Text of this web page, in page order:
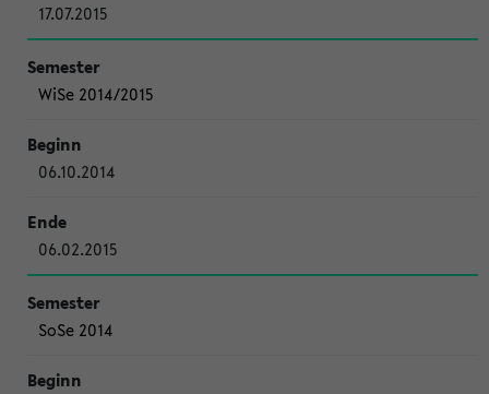
17.07.2015
WiSe 2014/2015
06.10.2014
06.02.2015
SoSe 2014